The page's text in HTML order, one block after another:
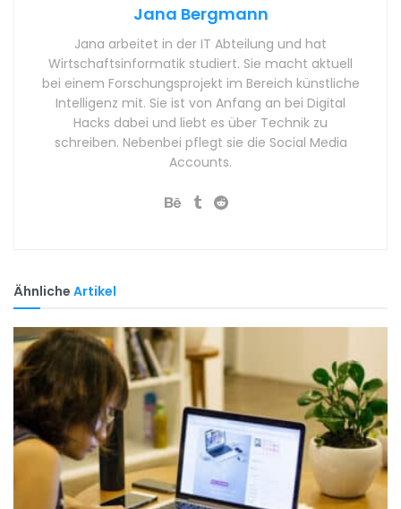
Jana Bergmann
Jana arbeitet in der IT Abteilung und hat
Wirtschaftsinformatik studiert. Sie macht aktuell
bei einem Forschungsprojekt im Bereich künstliche
Intelligenz mit. Sie ist von Anfang an bei Digital
Hacks dabei und liebt es über Technik zu
schreiben. Nebenbei pflegt sie die Social Media
Accounts.
Ähnliche Artikel